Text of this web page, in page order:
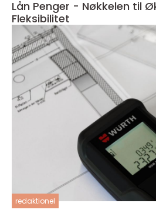
Lån Penger - Nøkkelen til
Fleksibilitet
redaktionel